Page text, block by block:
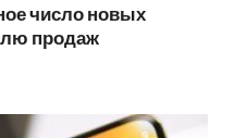
число новых
продаж